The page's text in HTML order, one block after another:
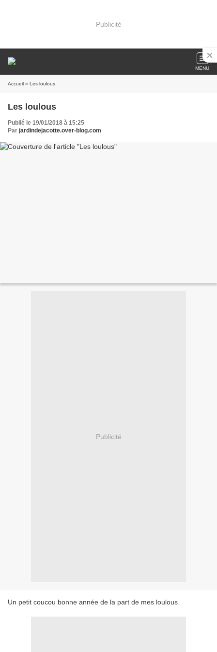
Publicité
MENU
Accueil » Les loulous
Les loulous
Publié le 19/01/2018 à 15:25
Par jardindejacotte.over-blog.com
Publicité
Un petit coucou bonne année de la part de mes loulous